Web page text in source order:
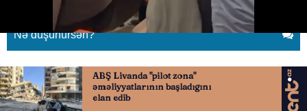
Nə düşünürsən?